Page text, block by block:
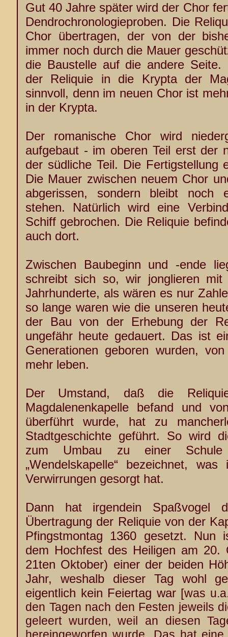
Gut 40 Jahre später wird der Chor
Dendrochronologieproben. Die
Chor übertragen, der von der
immer noch durch die Mauer
die Baustelle auf die andere Seite.
der Reliquie in die Krypta der
sinnvoll, denn im neuen Chor ist
in der Krypta.
Der romanische Chor wird
aufgebaut - im oberen Teil erst der
der südliche Teil. Die Fertigstellung
Die Mauer zwischen neuem Chor
abgerissen, sondern bleibt noch
stehen. Natürlich wird eine
Schiff gebrochen. Die Reliquie
auch dort.
Zwischen Baubeginn und -ende
schreibt sich so, wir jonglieren mit
Jahrhunderte, als wären es nur
so lange waren wie die unseren
der Bau von der Erhebung der
ungefähr heute gedauert. Das ist
Generationen geboren wurden,
mehr leben.
Der Umstand, daß die
Magdalenenkapelle befand und
überführt wurde, hat zu
Stadtgeschichte geführt. So wird
zum Umbau zu einer
„Wendelskapelle“ bezeichnet,
Verwirrungen gesorgt hat.
Dann hat irgendein Spaßvogel
Übertragung der Reliquie von der
Pfingstmontag 1360 gesetzt. Nun
dem Hochfest des Heiligen am 20.
21ten Oktober) einer der beiden
Jahr, weshalb dieser Tag wohl
eigentlich kein Feiertag war [was
den Tagen nach den Festen jeweils
geleert wurden, weil an diesen